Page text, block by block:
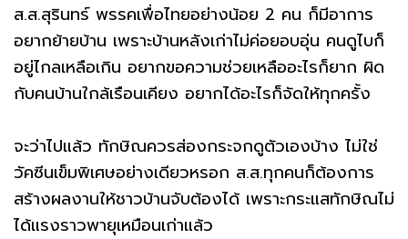
ส.ส.สุรินทร์ พรรคเพื่อไทยอย่างน้อย 2 คน ก็มีอาการ
อยากย้ายบ้าน เพราะบ้านหลังเก่าไม่ค่อยอบอุ่น คนดูไบก็
อยู่ไกลเหลือเกิน อยากขอความช่วยเหลืออะไรก็ยาก ผิด
กับคนบ้านใกล้เรือนเคียง อยากได้อะไรก็จัดให้ทุกครั้ง
จะว่าไปแล้ว ทักษิณควรส่องกระจกดูตัวเองบ้าง ไม่ใช่
วัคซีนเข็มพิเศษอย่างเดียวหรอก ส.ส.ทุกคนก็ต้องการ
สร้างผลงานให้ชาวบ้านจับต้องได้ เพราะกระแสทักษิณไม่
ได้แรงราวพายุเหมือนเก่าแล้ว